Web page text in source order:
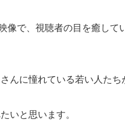
で、視聴者の目を癒して
んに憧れている若い人たち
いと思います。